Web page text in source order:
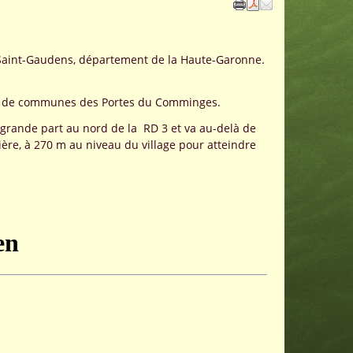
Gaudens, département de la Haute-Garonne.
communes des Portes du Comminges.
part au nord de la RD 3 et va au-delà de
à 270 m au niveau du village pour atteindre